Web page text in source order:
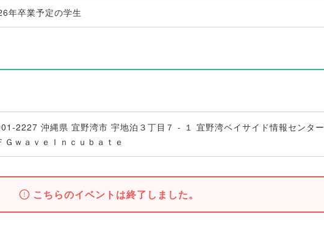
年卒業予定の学生
2227 沖縄県 宜野湾市 宇地泊３丁目７ - １ 宜野湾ベイサイド情報センター
ＧｗａｖｅＩｎｃｕｂａｔｅ
こちらのイベントは終了しました。